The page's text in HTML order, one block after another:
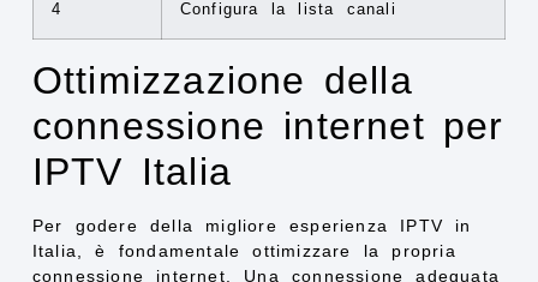
4 Configura la lista canali
Ottimizzazione della
connessione internet per
IPTV Italia
Per godere della migliore esperienza IPTV in
Italia, è fondamentale ottimizzare la propria
connessione internet. Una connessione adeguata